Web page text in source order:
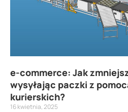
e-commerce: Jak
wysyłając paczki z
kurierskich?
16 kwietnia, 2025